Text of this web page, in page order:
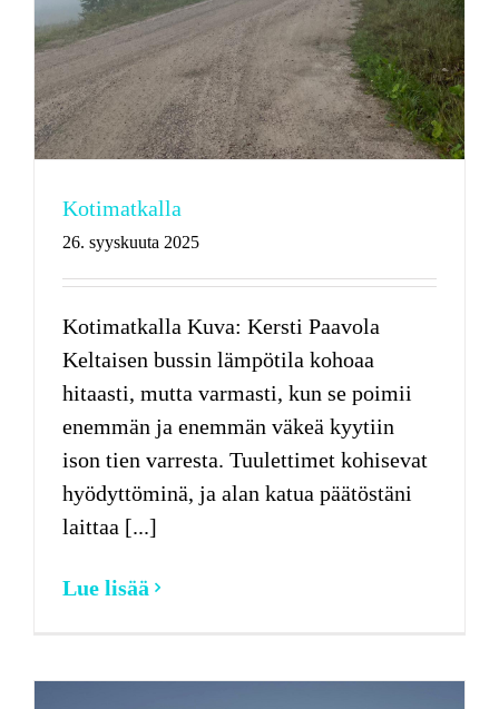
Kotimatkalla
26. syyskuuta 2025
Kotimatkalla Kuva: Kersti Paavola
Keltaisen bussin lämpötila kohoaa
hitaasti, mutta varmasti, kun se poimii
enemmän ja enemmän väkeä kyytiin
ison tien varresta. Tuulettimet kohisevat
hyödyttöminä, ja alan katua päätöstäni
laittaa [...]
Lue lisää